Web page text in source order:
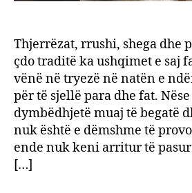
Thjerrëzat, rrushi, shega dhe
çdo traditë ka ushqimet e saj
vënë në tryezë në natën e
për të sjellë para dhe fat.
dymbëdhjetë muaj të begatë
nuk është e dëmshme të
ende nuk keni arritur të
[…]